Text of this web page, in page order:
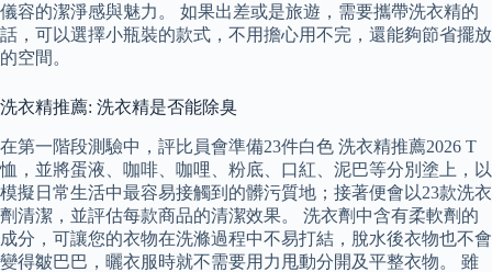
儀容的潔淨感與魅力。 如果出差或是旅遊，需要攜帶洗衣精的
話，可以選擇小瓶裝的款式，不用擔心用不完，還能夠節省擺放
的空間。
洗衣精推薦: 洗衣精是否能除臭
在第一階段測驗中，評比員會準備23件白色 洗衣精推薦2026 T
恤，並將蛋液、咖啡、咖哩、粉底、口紅、泥巴等分別塗上，以
模擬日常生活中最容易接觸到的髒污質地；接著便會以23款洗衣
劑清潔，並評估每款商品的清潔效果。 洗衣劑中含有柔軟劑的
成分，可讓您的衣物在洗滌過程中不易打結，脫水後衣物也不會
變得皺巴巴，曬衣服時就不需要用力甩動分開及平整衣物。 雖